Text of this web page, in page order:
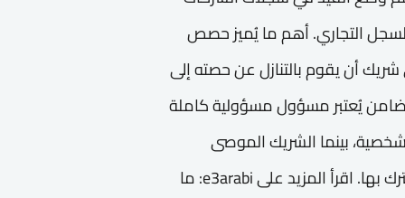
التجاري. أهم ما يُميز حصص
شريك أن يقوم بالتنازل عن حصته إلى
يُعتبر مسؤول مسؤولية كاملة
بينما الشريك الموصى
فتقتصر مسئوليته بمقدار الحصة الرأس مالية التي اشترك بها. اقرأ المزيد على e3arabi: ما